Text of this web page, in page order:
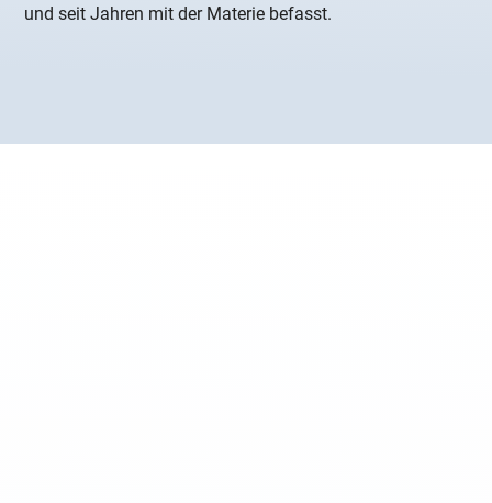
und seit Jahren mit der Materie befasst.